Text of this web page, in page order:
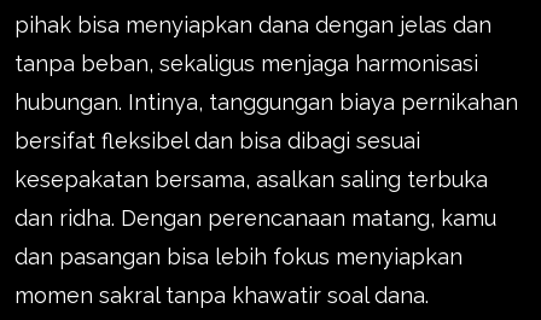
pihak bisa menyiapkan dana dengan jelas dan
tanpa beban, sekaligus menjaga harmonisasi
hubungan. Intinya, tanggungan biaya pernikahan
bersifat fleksibel dan bisa dibagi sesuai
kesepakatan bersama, asalkan saling terbuka
dan ridha. Dengan perencanaan matang, kamu
dan pasangan bisa lebih fokus menyiapkan
momen sakral tanpa khawatir soal dana.